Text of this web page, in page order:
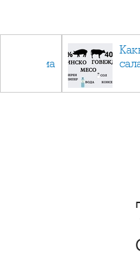
форма